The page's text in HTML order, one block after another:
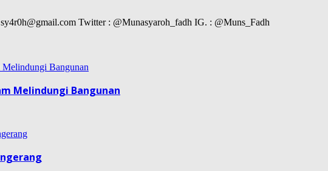
Twitter : @Munasyaroh_fadh IG. : @Muns_Fadh
Melindungi Bangunan